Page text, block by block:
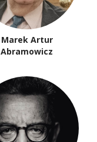
Marek Artur
Abramowicz